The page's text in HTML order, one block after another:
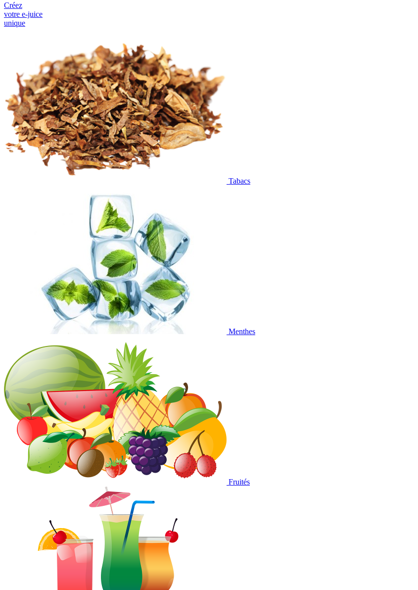
Créez
votre e-juice
unique
Tabacs
Menthes
Fruités